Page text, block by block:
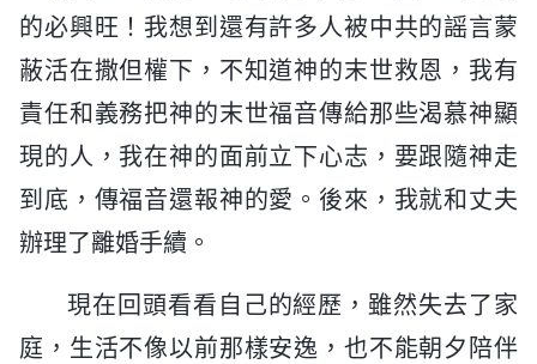
的必興旺！我想到還有許多人被中共的謡言蒙
蔽活在撒但權下，不知道神的末世救恩，我有
責任和義務把神的末世福音傳給那些渴慕神顯
現的人，我在神的面前立下心志，要跟隨神走
到底，傳福音還報神的愛。後來，我就和丈夫
辦理了離婚手續。
現在回頭看看自己的經歷，雖然失去了家
庭，生活不像以前那樣安逸，也不能朝夕陪伴